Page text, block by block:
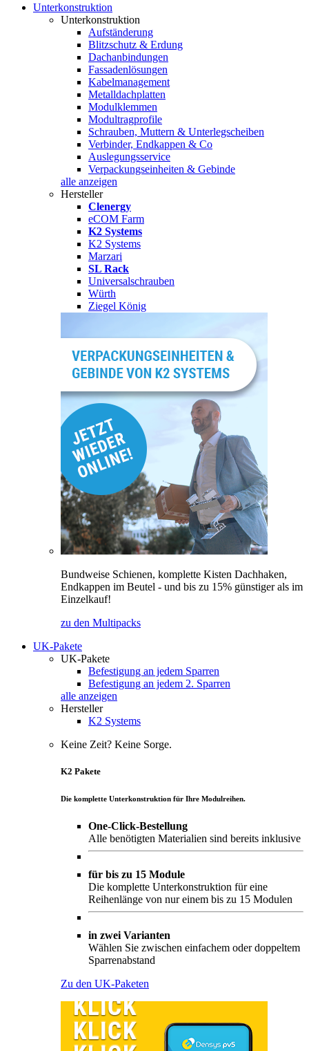
Unterkonstruktion
Unterkonstruktion
Aufständerung
Blitzschutz & Erdung
Dachanbindungen
Fassadenlösungen
Kabelmanagement
Metalldachplatten
Modulklemmen
Modultragprofile
Schrauben, Muttern & Unterlegscheiben
Verbinder, Endkappen & Co
Auslegungsservice
Verpackungseinheiten & Gebinde
alle anzeigen
Hersteller
Clenergy
eCOM Farm
K2 Systems
K2 Systems
Marzari
SL Rack
Universalschrauben
Würth
Ziegel König
Bundweise Schienen, komplette Kisten Dachhaken,
Endkappen im Beutel - und bis zu 15% günstiger als im
Einzelkauf!
zu den Multipacks
UK-Pakete
UK-Pakete
Befestigung an jedem Sparren
Befestigung an jedem 2. Sparren
alle anzeigen
Hersteller
K2 Systems
Keine Zeit? Keine Sorge.
K2 Pakete
Die komplette Unterkonstruktion für Ihre Modulreihen.
One-Click-Bestellung
Alle benötigten Materialien sind bereits inklusive
für bis zu 15 Module
Die komplette Unterkonstruktion für eine
Reihenlänge von nur einem bis zu 15 Modulen
in zwei Varianten
Wählen Sie zwischen einfachem oder doppeltem
Sparrenabstand
Zu den UK-Paketen